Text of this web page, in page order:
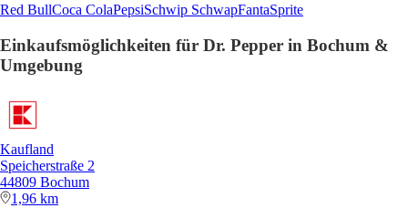
Red BullCoca ColaPepsiSchwip SchwapFantaSprite
Einkaufsmöglichkeiten für Dr. Pepper in Bochum &
Umgebung
Kaufland
Speicherstraße 2
44809 Bochum
1,96 km